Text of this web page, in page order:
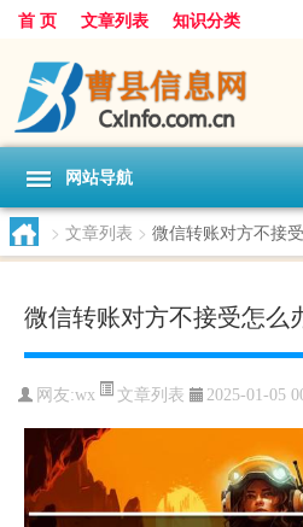
首 页 文章列表 知识分类
网站导航
> 文章列表 > 微信转账对方不接
微信转账对方不接受怎么
网友:wx 文章列表 2025-01-05